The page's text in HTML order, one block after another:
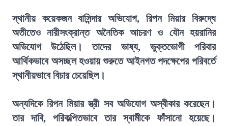
স্থানীয় কয়েকজন বাসিন্দার অভিযোগ, রিপন মিয়ার বিরুদ্ধে
অতীতেও নারীসংক্রান্ত অনৈতিক আচরণ ও যৌন হয়রানির
অভিযোগ উঠেছিল। তাদের ভাষ্য, ভুক্তভোগী পরিবার
আর্থিকভাবে অসচ্ছল হওয়ায় শুরুতে আইনগত পদক্ষেপের পরিবর্তে
স্থানীয়ভাবে বিচার চেয়েছিল।
অন্যদিকে রিপন মিয়ার স্ত্রী সব অভিযোগ অস্বীকার করেছেন।
তার দাবি, পরিকল্পিতভাবে তার স্বামীকে ফাঁসানো হয়েছে।